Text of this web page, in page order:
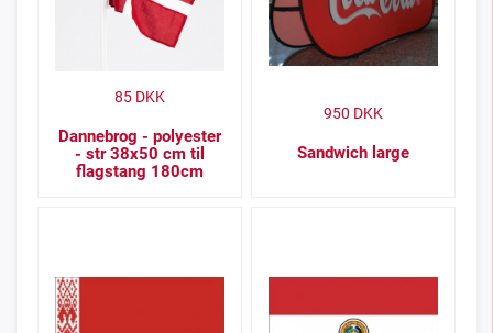
Dannebrog - polyester
- str 38x50 cm til
flagstang 180cm
85DKK
Sandwich large
950 DKK